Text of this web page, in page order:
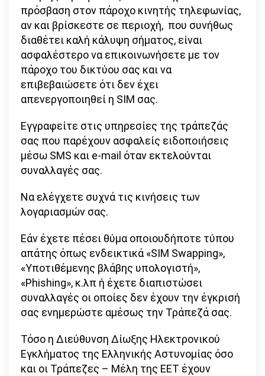
πρόσβαση στον πάροχο κινητής τηλεφωνίας,
αν και βρίσκεστε σε περιοχή, που συνήθως
διαθέτει καλή κάλυψη σήματος, είναι
ασφαλέστερο να επικοινωνήσετε με τον
πάροχο του δικτύου σας και να
επιβεβαιώσετε ότι δεν έχει
απενεργοποιηθεί η SIM σας.
Εγγραφείτε στις υπηρεσίες της τράπεζάς
σας που παρέχουν ασφαλείς ειδοποιήσεις
μέσω SMS και e-mail όταν εκτελούνται
συναλλαγές σας.
Να ελέγχετε συχνά τις κινήσεις των
λογαριασμών σας.
Εάν έχετε πέσει θύμα οποιουδήποτε τύπου
απάτης όπως ενδεικτικά «SIM Swapping»,
«Υποτιθέμενης βλάβης υπολογιστή»,
«Phishing», κ.λπ ή έχετε διαπιστώσει
συναλλαγές οι οποίες δεν έχουν την έγκρισή
σας ενημερώστε αμέσως την Τράπεζά σας.
Τόσο η Διεύθυνση Δίωξης Ηλεκτρονικού
Εγκλήματος της Ελληνικής Αστυνομίας όσο
και οι Τράπεζες – Μέλη της ΕΕΤ έχουν